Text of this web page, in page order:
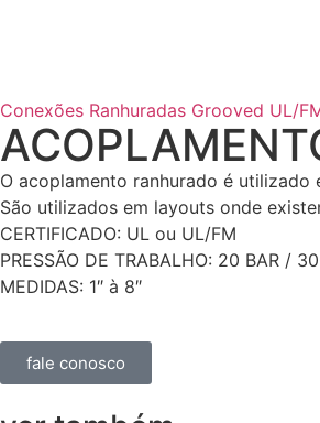
Conexões Ranhuradas Grooved UL/
O acoplamento ranhurado é utilizado
São utilizados em layouts onde
CERTIFICADO: UL ou UL/FM
PRESSÃO DE TRABALHO: 20 BAR /
MEDIDAS: 1″ à 8″
fale conosco